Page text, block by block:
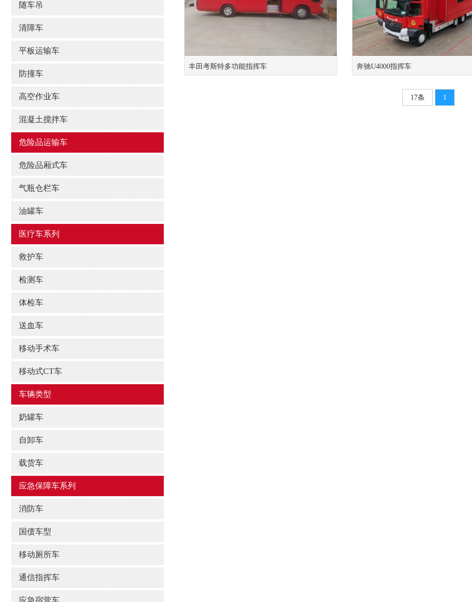
随车吊
清障车
平板运输车
防撞车
高空作业车
混凝土搅拌车
危险品运输车
危险品厢式车
气瓶仓栏车
油罐车
医疗车系列
救护车
检测车
体检车
送血车
移动手术车
移动式CT车
车辆类型
奶罐车
自卸车
载货车
应急保障车系列
消防车
国债车型
移动厕所车
通信指挥车
应急宿营车
丰田考斯特多功能指挥车 奔驰U4000指挥车
17条 1